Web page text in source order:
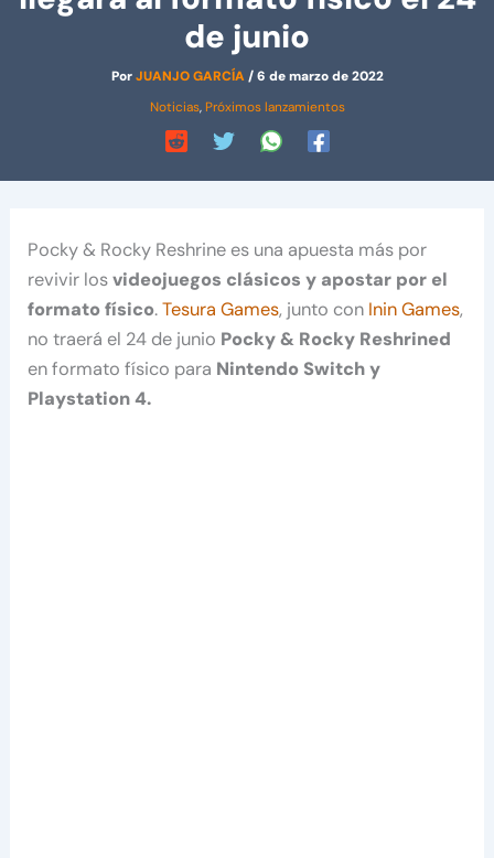
de junio
PorJUANJO GARCÍA/6 de marzo de 2022
Noticias, Próximos lanzamientos
Pocky & Rocky Reshrine es una apuesta más por
revivir losvideojuegos clásicos y apostar por el
formato físico.Tesura Games, junto con Inin Games,
no traerá el 24 de junio Pocky & Rocky Reshrined
en formato físico para Nintendo Switch y
Playstation 4.